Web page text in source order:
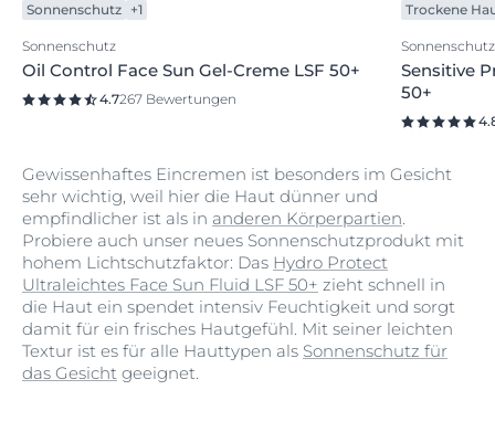
Sonnenschutz +1
Sonnenschutz
Oil Control Face Sun Gel-Creme LSF 50+
4.7267 Bewertungen
Trockene
Sonnenschutz
Sensitive
50+
Gewissenhaftes Eincremen ist besonders im Gesicht
sehr wichtig, weil hier die Haut dünner und
empfindlicher ist als in anderen Körperpartien.
Probiere auch unser neues Sonnenschutzprodukt mit
hohem Lichtschutzfaktor: Das Hydro Protect
Ultraleichtes Face Sun Fluid LSF 50+ zieht schnell in
die Haut ein spendet intensiv Feuchtigkeit und sorgt
damit für ein frisches Hautgefühl. Mit seiner leichten
Textur ist es für alle Hauttypen als Sonnenschutz für
das Gesicht geeignet.